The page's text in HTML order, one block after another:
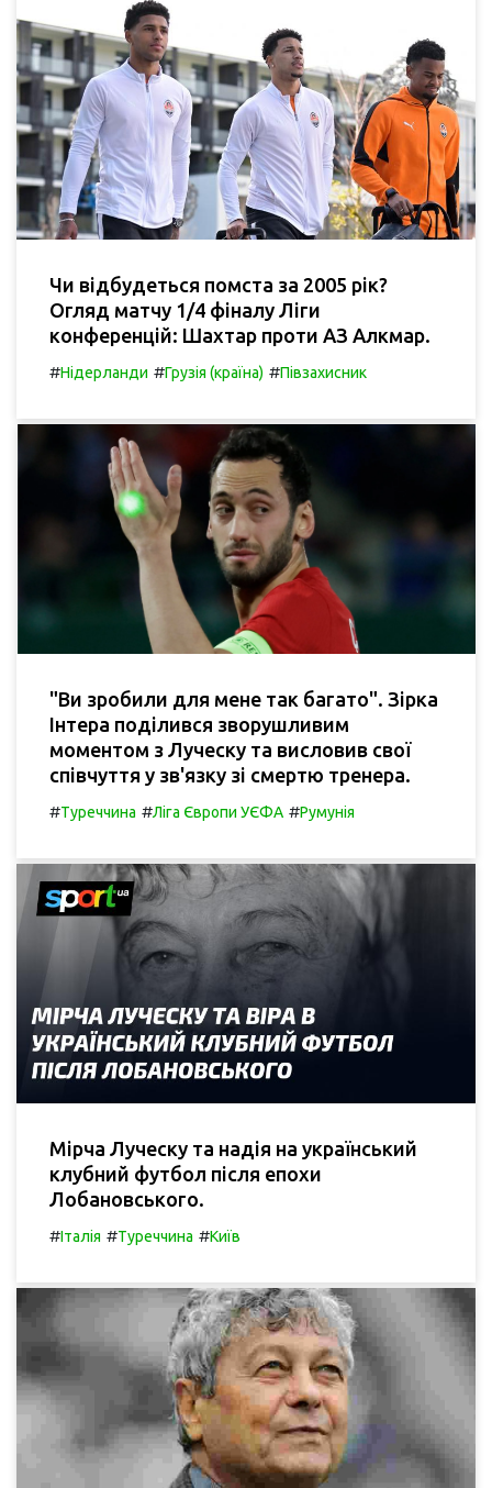
Чи відбудеться помста за 2005 рік?
Огляд матчу 1/4 фіналу Ліги
конференцій: Шахтар проти АЗ Алкмар.
#Нідерланди #Грузія (країна) #Півзахисник
"Ви зробили для мене так багато". Зірка
Інтера поділився зворушливим
моментом з Луческу та висловив свої
співчуття у зв'язку зі смертю тренера.
#Туреччина #Ліга Європи УЄФА #Румунія
Мірча Луческу та надія на український
клубний футбол після епохи
Лобановського.
#Італія #Туреччина #Київ